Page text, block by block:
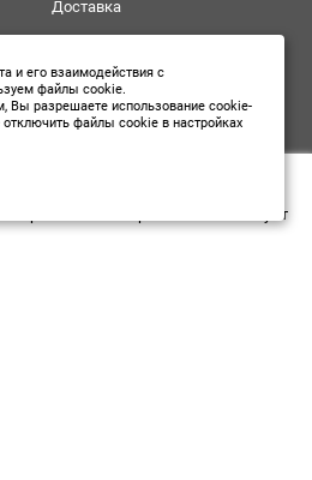
Аккаунт
Доставка
Отзывы о магазине
Отзывы о товарах
Есэндвич РУ", 2014—2026. Все
и его взаимодействия с
файлы cookie.
Вы разрешаете использование cookie-
файлы cookie в настройках